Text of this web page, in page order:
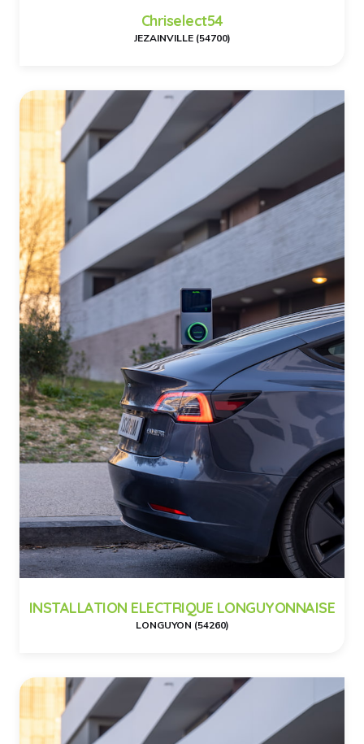
Chriselect54
JEZAINVILLE (54700)
INSTALLATION ELECTRIQUE LONGUYONNAISE
LONGUYON (54260)